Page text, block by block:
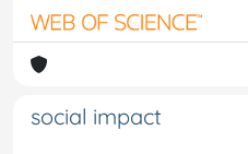
social impact